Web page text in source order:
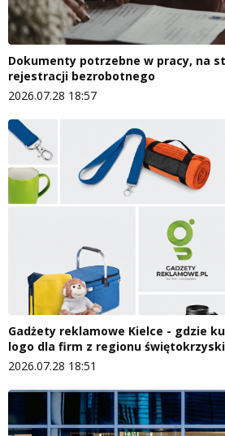
Dokumenty potrzebne w pracy, na
rejestracji bezrobotnego
2026.07.28 18:57
Gadżety reklamowe Kielce - gdzie
logo dla firm z regionu
2026.07.28 18:51